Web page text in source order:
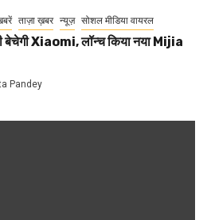
ताज़ा ख़बर न्यूज़ सोशल मीडिया वायरल
बेचेगी Xiaomi, लॉन्च किया नया Mijia
Pandey